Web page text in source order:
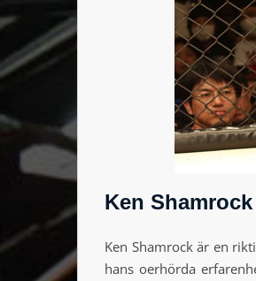
Ken Shamrock
Ken Shamrock är en
hans oerhörda